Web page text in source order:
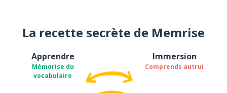
La recette secrète de Memrise
Apprendre
Mémorise du
vocabulaire
Immersion
Comprends autrui